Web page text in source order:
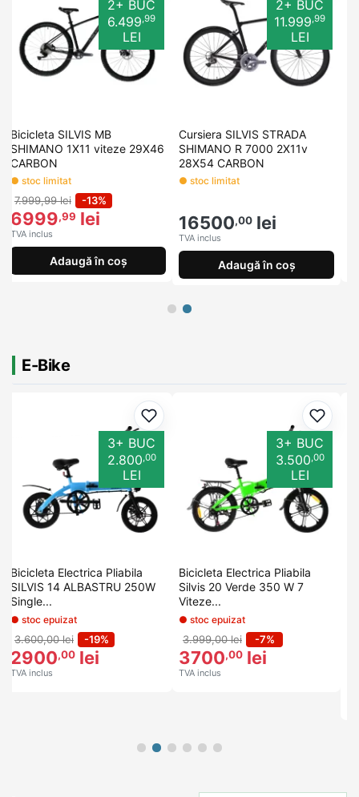
2+ BUC
6.499,99
LEI
Bicicleta SILVIS MB
SHIMANO 1X11 viteze 29X46
CARBON
● stoc limitat
7.999,99 lei -13%
6999,99 lei
TVA inclus
Adaugă în coș
2+ BUC
11.999,99
LEI
Cursiera SILVIS STRADA
SHIMANO R 7000 2X11v
28X54 CARBON
● stoc limitat
16500,00 lei
TVA inclus
Adaugă în coș
E-Bike
Adaugă la favorite
3+ BUC
2.800 ,00
LEI
Bicicleta Electrica Pliabila
SILVIS 14 ALBASTRU 250W
Single...
● stoc epuizat
3.600,00 lei -19%
2900,00 lei
TVA inclus
3+ BUC
3.500 ,00
LEI
Bicicleta Electrica Pliabila
Silvis 20 Verde 350 W 7
Viteze...
● stoc epuizat
3.999,00 lei -7%
3700,00 lei
TVA inclus